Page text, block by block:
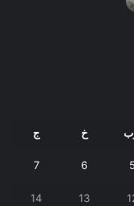
خ ج
5
6
7
13
14